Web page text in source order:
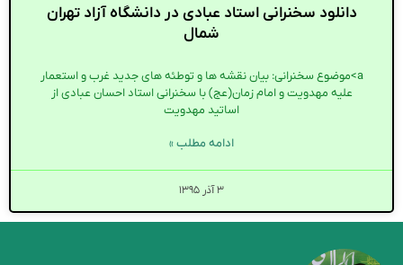
دانلود سخنرانی استاد عبادی در دانشگاه آزاد تهران
شمال
a>موضوع سخنرانی: بیان نقشه ها و توطئه های جدید غرب و استعمار
علیه مهدویت و امام زمان(عج) با سخنرانی استاد احسان عبادی از
اساتید مهدویت
ادامه مطلب »
۳ آذر ۱۳۹۵